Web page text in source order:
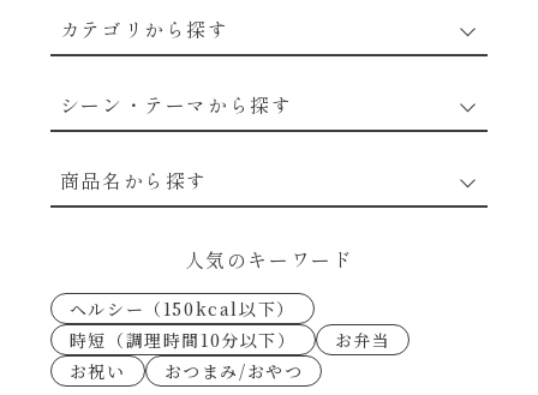
カテゴリから探す
穀物類のレシピ
シーン・テーマから探す
なんでも南蛮
考えるな、二代目で炒めろ！～○○の炒め物
商品名から探す
あえるハコネーゼトマトバジル
あえるハコネーゼ高菜
人気のキーワード
ヘルシー（150kcal以下）
時短（調理時間10分以下）
お弁当
お祝い
おつまみ/おやつ